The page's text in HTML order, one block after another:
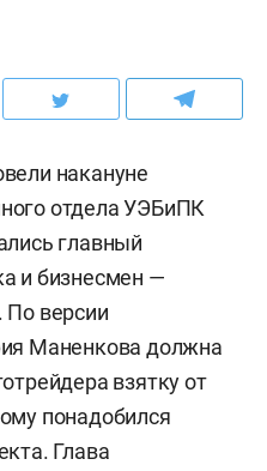
накануне
отдела УЭБиПК
главный
и бизнесмен —
По версии
Маненкова должна
взятку от
понадобился
Глава